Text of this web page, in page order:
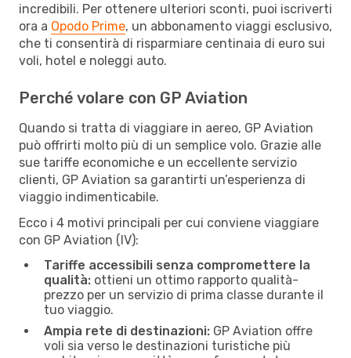
incredibili. Per ottenere ulteriori sconti, puoi iscriverti
ora a Opodo Prime, un abbonamento viaggi esclusivo,
che ti consentirà di risparmiare centinaia di euro sui
voli, hotel e noleggi auto.
Perché volare con GP Aviation
Quando si tratta di viaggiare in aereo, GP Aviation
può offrirti molto più di un semplice volo. Grazie alle
sue tariffe economiche e un eccellente servizio
clienti, GP Aviation sa garantirti un’esperienza di
viaggio indimenticabile.
Ecco i 4 motivi principali per cui conviene viaggiare
con GP Aviation (IV):
Tariffe accessibili senza compromettere la
qualità: ottieni un ottimo rapporto qualità-
prezzo per un servizio di prima classe durante il
tuo viaggio.
Ampia rete di destinazioni: GP Aviation offre
voli sia verso le destinazioni turistiche più